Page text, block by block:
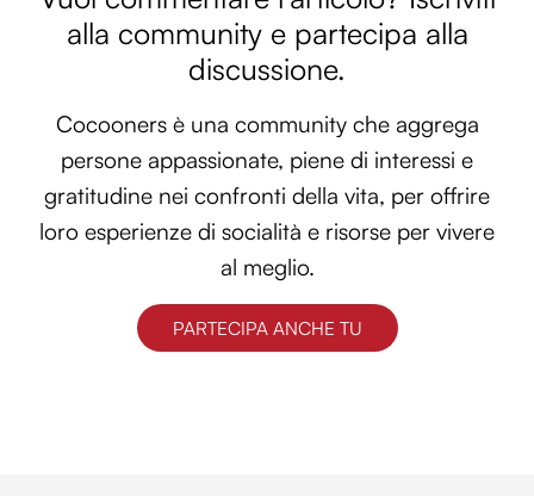
Utilizziamo i cookie per personalizzare contenuti ed
annunci, per fornire funzionalità dei social media e per
analizzare il nostro traffico. Condividiamo inoltre
informazioni sul modo in cui utilizzi il nostro sito con i
nostri partner che si occupano di analisi dei dati web,
pubblicità e social media, i quali potrebbero combinarle
con altre informazioni che hai fornito loro o che hanno
raccolto dal tuo utilizzo dei loro servizi.
alla community e partecipa alla
discussione.
Cocooners è una community che aggrega
persone appassionate, piene di interessi e
gratitudine nei confronti della vita, per offrire
loro esperienze di socialità e risorse per vivere
al meglio.
PARTECIPA ANCHE TU